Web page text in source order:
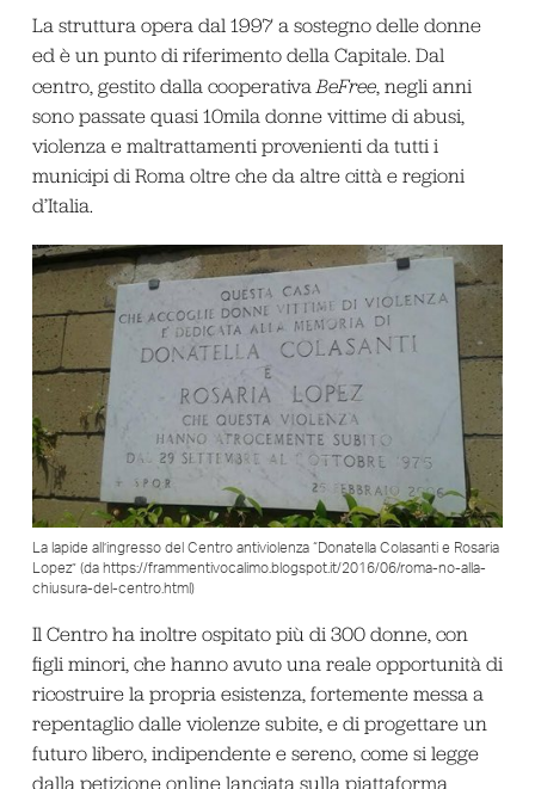
La struttura opera dal 1997 a sostegno delle donne
ed è un punto di riferimento della Capitale. Dal
centro, gestito dalla cooperativa BeFree, negli anni
sono passate quasi 10mila donne vittime di abusi,
violenza e maltrattamenti provenienti da tutti i
municipi di Roma oltre che da altre città e regioni
d’Italia.
La lapide all’ingresso del Centro antiviolenza “Donatella Colasanti e Rosaria
Lopez” (da https://frammentivocalimo.blogspot.it/2016/06/roma-no-alla-
chiusura-del-centro.html)
Il Centro ha inoltre ospitato più di 300 donne, con
figli minori, che hanno avuto una reale opportunità di
ricostruire la propria esistenza, fortemente messa a
repentaglio dalle violenze subite, e di progettare un
futuro libero, indipendente e sereno, come si legge
dalla petizione online lanciata sulla piattaforma